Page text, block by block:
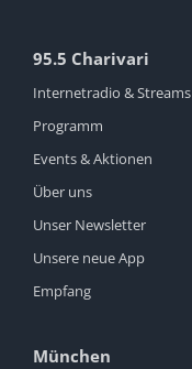
95.5 Charivari
Internetradio & Streams
Programm
Events & Aktionen
Über uns
Unser Newsletter
Unsere neue App
Empfang
München